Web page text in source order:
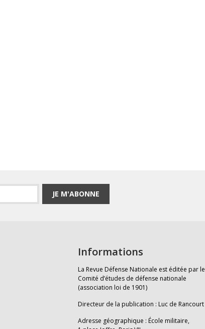
JE M'ABONNE
Informations
La Revue Défense Nationale est éditée par le
Comité d’études de défense nationale
(association loi de 1901)
Directeur de la publication : Luc de Rancourt
Adresse géographique : École militaire,